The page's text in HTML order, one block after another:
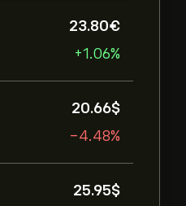
23.80‎€‎
+1.06%
20.66‎$‎
-4.48%
25.95‎$‎